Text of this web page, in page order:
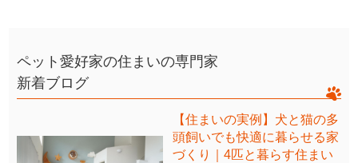
ペット愛好家の住まいの専門家
新着ブログ
【住まいの実例】犬と猫の多
頭飼いでも快適に暮らせる家
づくり｜4匹と暮らす住まい